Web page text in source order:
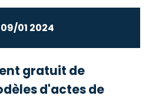
09/01 2024
gratuit de
d'actes de